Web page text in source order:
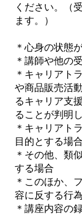
ください。（
ます。）
＊心身の状態
＊講師や他の
＊キャリアト
や商品販売活
るキャリア支
ることが判明
＊キャリアト
目的とする場合
＊その他、類
する場合
＊このほか、
容に反する行
＊講座内容の